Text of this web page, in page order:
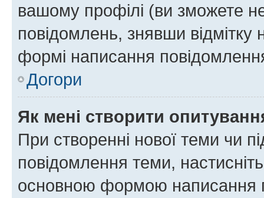
вашому профілі (ви зможете
повідомлень, знявши відмітку
формі написання
Догори
Як мені створити
При створенні нової теми чи
повідомлення теми,
основною формою написання